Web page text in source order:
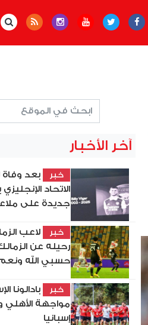
آخر الأخبار
خبر
بعد
الاتحاد
جديدة على
خبر
لاعب
حسبي الله
خبر
بادالونا
مواجهة
إسبانيا